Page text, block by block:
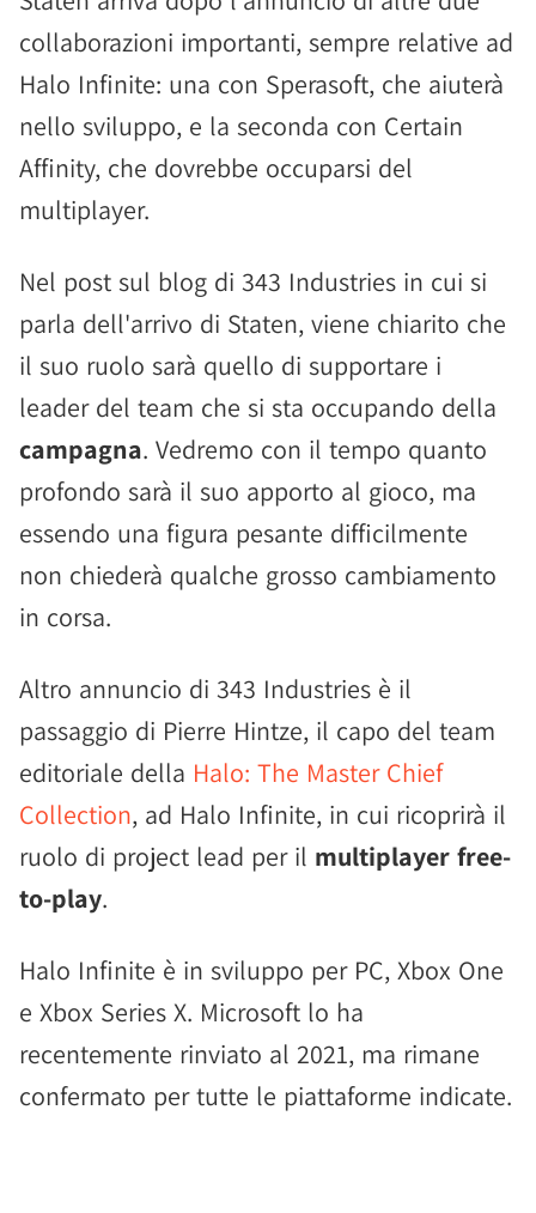
collaborazioni importanti, sempre relative ad
Halo Infinite: una con Sperasoft, che aiuterà
nello sviluppo, e la seconda con Certain
Affinity, che dovrebbe occuparsi del
multiplayer.
Nel post sul blog di 343 Industries in cui si
parla dell'arrivo di Staten, viene chiarito che
il suo ruolo sarà quello di supportare i
leader del team che si sta occupando della
campagna. Vedremo con il tempo quanto
profondo sarà il suo apporto al gioco, ma
essendo una figura pesante difficilmente
non chiederà qualche grosso cambiamento
in corsa.
Altro annuncio di 343 Industries è il
passaggio di Pierre Hintze, il capo del team
editoriale della Halo: The Master Chief
Collection, ad Halo Infinite, in cui ricoprirà il
ruolo di project lead per il multiplayer free-
to-play.
Halo Infinite è in sviluppo per PC, Xbox One
e Xbox Series X. Microsoft lo ha
recentemente rinviato al 2021, ma rimane
confermato per tutte le piattaforme indicate.